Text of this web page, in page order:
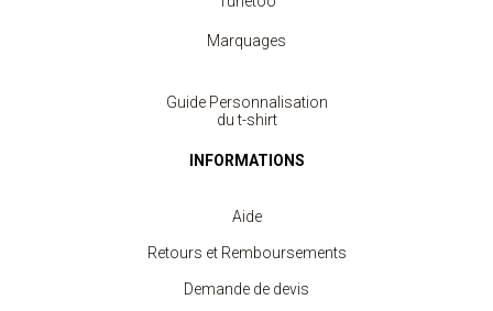
Marquages
Guide Personnalisation
du t-shirt
INFORMATIONS
Aide
Retours et Remboursements
Demande de devis